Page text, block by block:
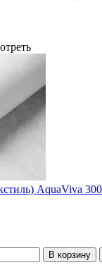
AquaViva
В корзину